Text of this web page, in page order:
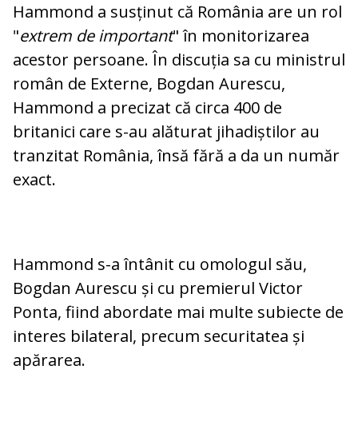
Hammond a susținut că România are un rol
"extrem de important" în monitorizarea
acestor persoane. În discuția sa cu ministrul
român de Externe, Bogdan Aurescu,
Hammond a precizat că circa 400 de
britanici care s-au alăturat jihadiștilor au
tranzitat România, însă fără a da un număr
exact.
Hammond s-a întânit cu omologul său,
Bogdan Aurescu și cu premierul Victor
Ponta, fiind abordate mai multe subiecte de
interes bilateral, precum securitatea și
apărarea.